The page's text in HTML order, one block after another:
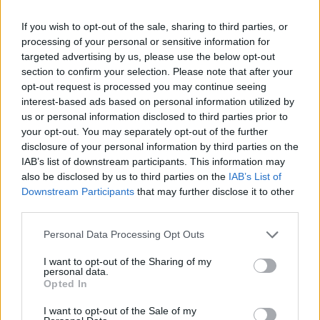
If you wish to opt-out of the sale, sharing to third parties, or
processing of your personal or sensitive information for
targeted advertising by us, please use the below opt-out
section to confirm your selection. Please note that after your
opt-out request is processed you may continue seeing
interest-based ads based on personal information utilized by
us or personal information disclosed to third parties prior to
your opt-out. You may separately opt-out of the further
disclosure of your personal information by third parties on the
IAB’s list of downstream participants. This information may
also be disclosed by us to third parties on the IAB’s List of
Downstream Participants that may further disclose it to other
Personal Data Processing Opt Outs
I want to opt-out of the Sharing of my
personal data.
Opted In
I want to opt-out of the Sale of my
Protesta hyn në ditën e
70-të, Berisha: Lëvizja më
e fuqishme rinore dhe
qytetare që nga vitet ’90
Balliu denoncon projektin
“Smart City”: Fatura kaloi
nga 60 në 118.5 mln euro,
SHBA ka ngritur
shqetësime për Presight
AI dhe lidhjet e dyshuara
me Kinën
Berisha kundër reformës
instrument për
shpopullimin e Shqipërisë
Pavlin Luli kundër
“Më falni që ju kërkova